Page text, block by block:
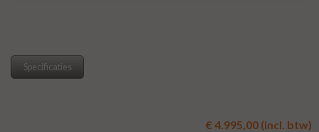
Specificaties
€ 4.995,00 (incl. btw)